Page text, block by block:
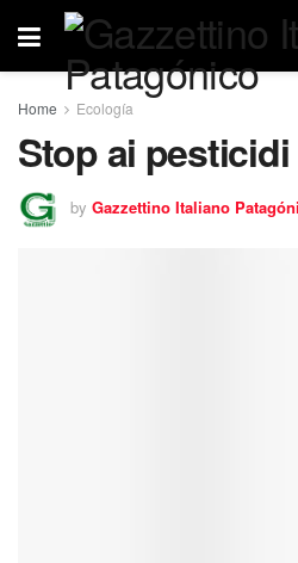
Home Ecología
Stop ai pesticidi
by Gazzettino Italiano